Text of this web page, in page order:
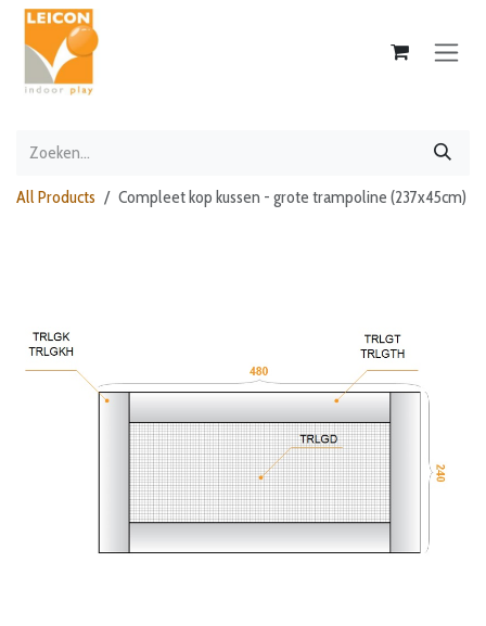
Overslaan naar inhoud
All Products Compleet kop kussen - grote trampoline (237x45cm)